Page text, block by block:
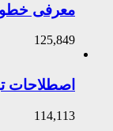
معرفی
125,849
اصطلاحات
114,113